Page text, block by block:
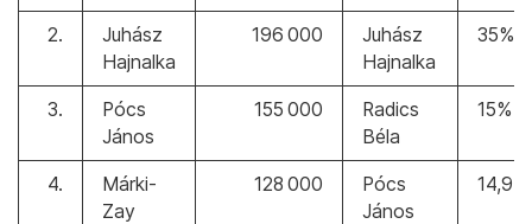
2.
Juhász
Hajnalka
196 000
Juhász
Hajnalka
35%
3.
Pócs
János
155 000
Radics
Béla
15%
4.
Márki-
Zay
128 000
Pócs
János
14,9%